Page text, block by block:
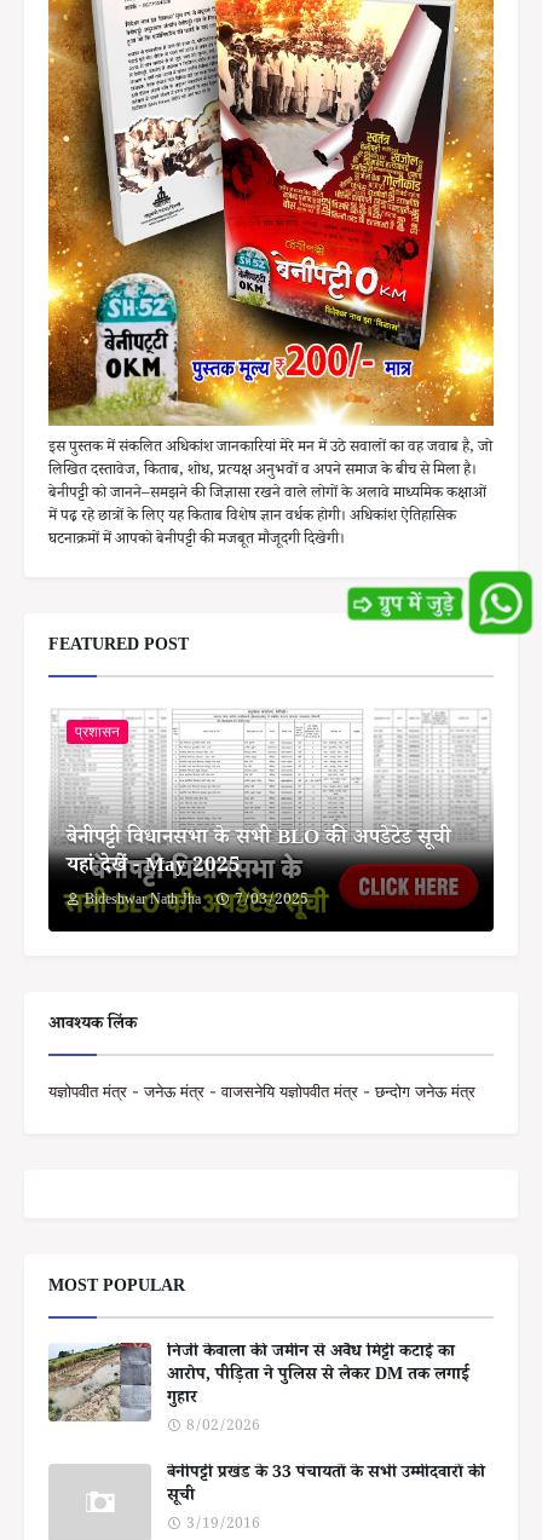
इस पुस्तक में संकलित अधिकांश जानकारियां मेरे मन में उठे सवालों का वह जवाब है, जो
लिखित दस्तावेज, किताब, शोध, प्रत्यक्ष अनुभवों व अपने समाज के बीच से मिला है।
बेनीपट्टी को जानने–समझने की जिज्ञासा रखने वाले लोगों के अलावे माध्यमिक कक्षाओं
में पढ़ रहे छात्रों के लिए यह किताब विशेष ज्ञान वर्धक होगी। अधिकांश ऐतिहासिक
घटनाक्रमों में आपको बेनीपट्टी की मजबूत मौजूदगी दिखेगी।
FEATURED POST
प्रशासन
बेनीपट्टी विधानसभा के सभी BLO की अपडेटेड सूची
यहां देखें - May 2025
Bideshwar Nath Jha 7/03/2025
आवश्यक लिंक
यज्ञोपवीत मंत्र - जनेऊ मंत्र - वाजसनेयि यज्ञोपवीत मंत्र - छन्दोग जनेऊ मंत्र
MOST POPULAR
निजी केवाला की जमीन से अवैध मिट्टी कटाई का
आरोप, पीड़िता ने पुलिस से लेकर DM तक लगाई
गुहार
8/02/2026
बेनीपट्टी प्रखंड के 33 पंचायतों के सभी उम्मीदवारों की
सूची
3/19/2016